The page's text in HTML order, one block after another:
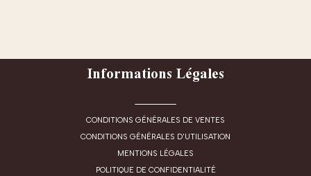
Informations Légales
CONDITIONS GÉNÉRALES DE VENTES
CONDITIONS GÉNÉRALES D'UTILISATION
MENTIONS LÉGALES
POLITIQUE DE CONFIDENTIALITÉ